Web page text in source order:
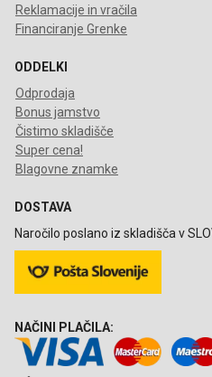
Reklamacije in vračila
Financiranje Grenke
ODDELKI
Odprodaja
Bonus jamstvo
Čistimo skladišče
Super cena!
Blagovne znamke
DOSTAVA
Naročilo poslano iz skladišča v
NAČINI PLAČILA: